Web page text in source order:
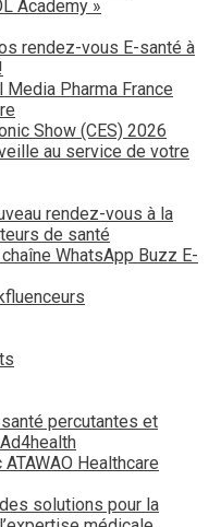
Academy »
rendez-vous E-santé à
Media Pharma France
Show (CES) 2026
au service de votre
rendez-vous à la
de santé
WhatsApp Buzz E-
percutantes et
Healthcare
solutions pour la